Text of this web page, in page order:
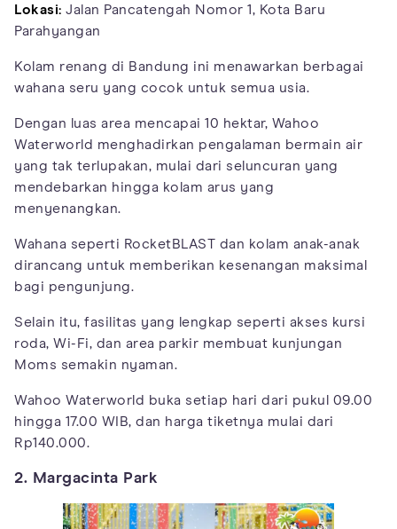
Lokasi: Jalan Pancatengah Nomor 1, Kota Baru
Parahyangan
Kolam renang di Bandung ini menawarkan berbagai
wahana seru yang cocok untuk semua usia.
Dengan luas area mencapai 10 hektar, Wahoo
Waterworld menghadirkan pengalaman bermain air
yang tak terlupakan, mulai dari seluncuran yang
mendebarkan hingga kolam arus yang
menyenangkan.
Wahana seperti RocketBLAST dan kolam anak-anak
dirancang untuk memberikan kesenangan maksimal
bagi pengunjung.
Selain itu, fasilitas yang lengkap seperti akses kursi
roda, Wi-Fi, dan area parkir membuat kunjungan
Moms semakin nyaman.
Wahoo Waterworld buka setiap hari dari pukul 09.00
hingga 17.00 WIB, dan harga tiketnya mulai dari
Rp140.000.
2. Margacinta Park